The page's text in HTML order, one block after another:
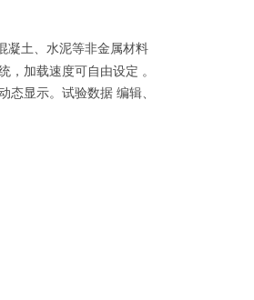
凝土、水泥等非金属材料
加载速度可自由设定 。
显示。试验数据 编辑、